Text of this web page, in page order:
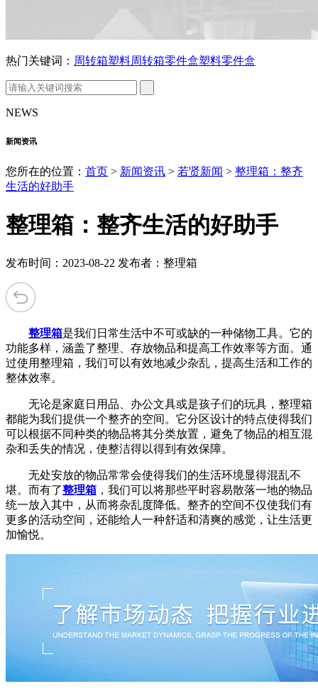
热门关键词： 周转箱塑料周转箱零件盒塑料零件盒
NEWS
新闻资讯
您所在的位置： 首页 > 新闻资讯 > 若贤新闻 > 整理箱：整齐
生活的好助手
整理箱：整齐生活的好助手
发布时间：2023-08-22 发布者：整理箱
整理箱是我们日常生活中不可或缺的一种储物工具。它的
功能多样，涵盖了整理、存放物品和提高工作效率等方面。通
过使用整理箱，我们可以有效地减少杂乱，提高生活和工作的
整体效率。
无论是家庭日用品、办公文具或是孩子们的玩具，整理箱
都能为我们提供一个整齐的空间。它分区设计的特点使得我们
可以根据不同种类的物品将其分类放置，避免了物品的相互混
杂和丢失的情况，使整洁得以得到有效保障。
无处安放的物品常常会使得我们的生活环境显得混乱不
堪。而有了整理箱 ，我们可以将那些平时容易散落一地的物品
统一放入其中，从而将杂乱度降低。整齐的空间不仅使我们有
更多的活动空间，还能给人一种舒适和清爽的感觉，让生活更
加愉悦。